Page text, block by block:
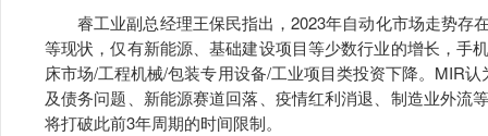
睿工业副总经理王保民指出，2023年自动化市场走势存
等现状，仅有新能源、基础建设项目等少数行业的增长，手
床市场/工程机械/包装专用设备/工业项目类投资下降。MIR
及债务问题、新能源赛道回落、疫情红利消退、制造业外流
将打破此前3年周期的时间限制。